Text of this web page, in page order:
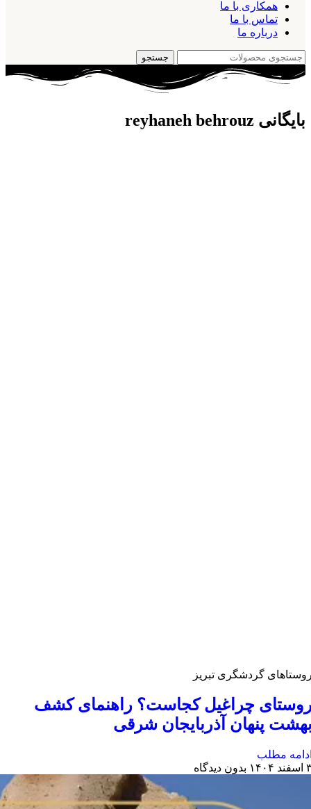
همکاری با ما
تماس با ما
درباره ما
جستجو
بایگانی reyhaneh behrouz
گردشگری تبریز
چراغیل کجاست؟ راهنمای کشف
پنهان آذربایجان شرقی
مطلب
۱۴۰۴
بدون دیدگاه